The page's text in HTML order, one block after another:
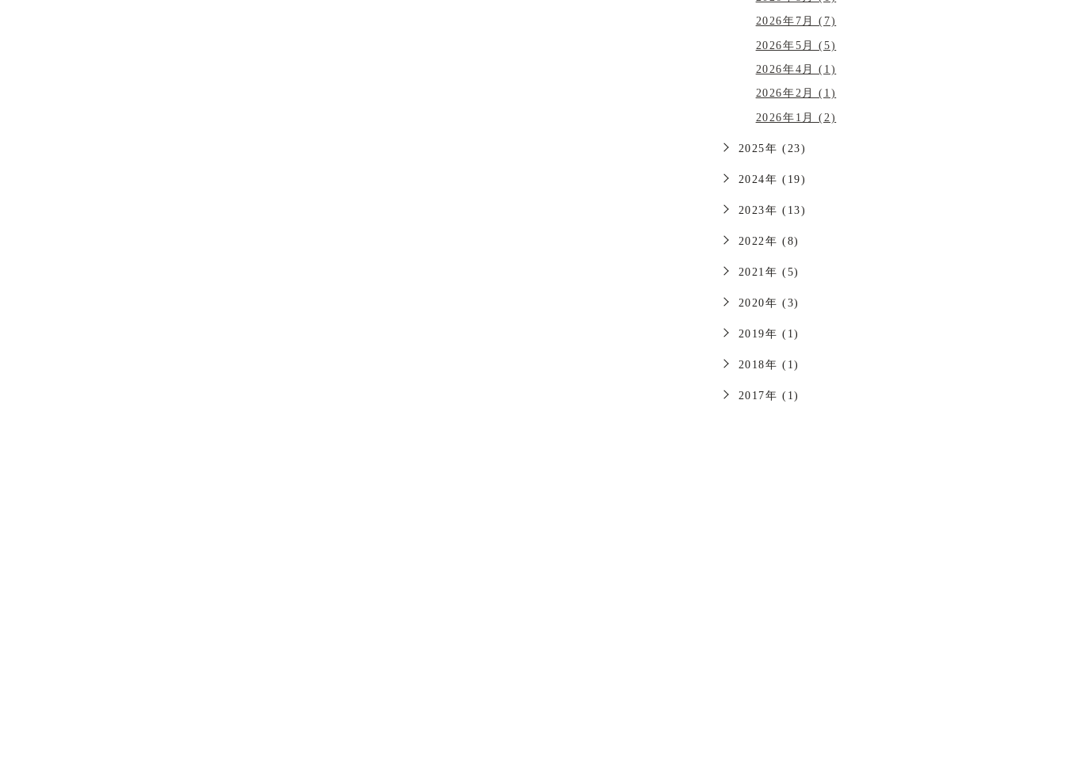
2026年7月 (7)
2026年5月 (5)
2026年4月 (1)
2026年2月 (1)
2026年1月 (2)
2025年 (23)
2024年 (19)
2023年 (13)
2022年 (8)
2021年 (5)
2020年 (3)
2019年 (1)
2018年 (1)
2017年 (1)